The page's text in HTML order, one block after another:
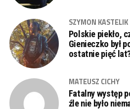
SZYMON KASTELIK
Polskie piekło,
Gienieczko był
ostatnie pięć
MATEUSZ CICHY
Fatalny występ
źle nie było